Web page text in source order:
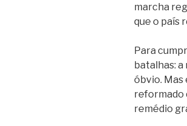
marcha
que o país
Para
batalhas:
óbvio. Mas
reformado
remédio